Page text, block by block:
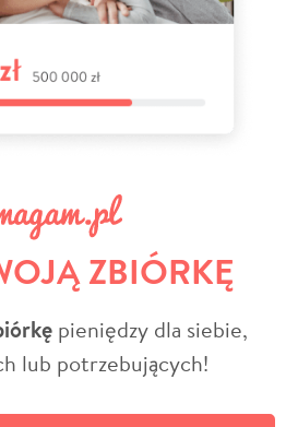
ZBIÓRKĘ
pieniędzy dla siebie,
lub potrzebujących!